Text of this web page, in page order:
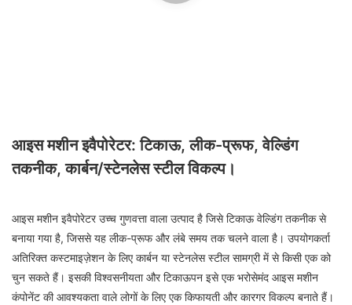
आइस मशीन इवैपोरेटर: टिकाऊ, लीक-प्रूफ, वेल्डिंग
तकनीक, कार्बन/स्टेनलेस स्टील विकल्प।
आइस मशीन इवैपोरेटर उच्च गुणवत्ता वाला उत्पाद है जिसे टिकाऊ वेल्डिंग तकनीक से
बनाया गया है, जिससे यह लीक-प्रूफ और लंबे समय तक चलने वाला है। उपयोगकर्ता
अतिरिक्त कस्टमाइज़ेशन के लिए कार्बन या स्टेनलेस स्टील सामग्री में से किसी एक को
चुन सकते हैं। इसकी विश्वसनीयता और टिकाऊपन इसे एक भरोसेमंद आइस मशीन
कंपोनेंट की आवश्यकता वाले लोगों के लिए एक किफायती और कारगर विकल्प बनाते हैं।